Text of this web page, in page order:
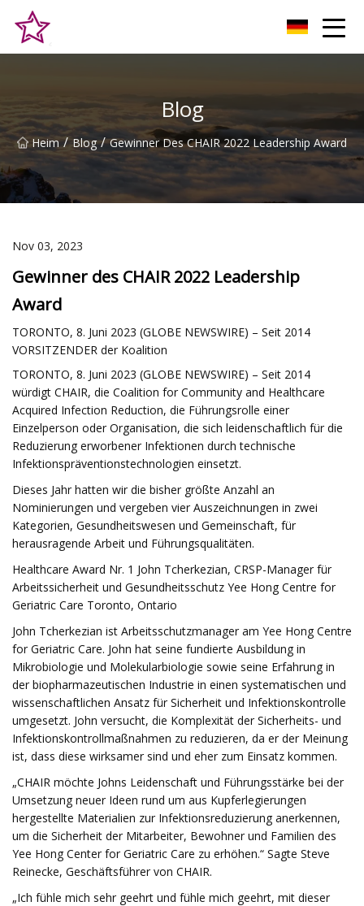
Blog
Heim / Blog / Gewinner Des CHAIR 2022 Leadership Award
Nov 03, 2023
Gewinner des CHAIR 2022 Leadership
Award
TORONTO, 8. Juni 2023 (GLOBE NEWSWIRE) – Seit 2014
VORSITZENDER der Koalition
TORONTO, 8. Juni 2023 (GLOBE NEWSWIRE) – Seit 2014
würdigt CHAIR, die Coalition for Community and Healthcare
Acquired Infection Reduction, die Führungsrolle einer
Einzelperson oder Organisation, die sich leidenschaftlich für die
Reduzierung erworbener Infektionen durch technische
Infektionspräventionstechnologien einsetzt.
Dieses Jahr hatten wir die bisher größte Anzahl an
Nominierungen und vergeben vier Auszeichnungen in zwei
Kategorien, Gesundheitswesen und Gemeinschaft, für
herausragende Arbeit und Führungsqualitäten.
Healthcare Award Nr. 1 John Tcherkezian, CRSP-Manager für
Arbeitssicherheit und Gesundheitsschutz Yee Hong Centre for
Geriatric Care Toronto, Ontario
John Tcherkezian ist Arbeitsschutzmanager am Yee Hong Centre
for Geriatric Care. John hat seine fundierte Ausbildung in
Mikrobiologie und Molekularbiologie sowie seine Erfahrung in
der biopharmazeutischen Industrie in einen systematischen und
wissenschaftlichen Ansatz für Sicherheit und Infektionskontrolle
umgesetzt. John versucht, die Komplexität der Sicherheits- und
Infektionskontrollmaßnahmen zu reduzieren, da er der Meinung
ist, dass diese wirksamer sind und eher zum Einsatz kommen.
„CHAIR möchte Johns Leidenschaft und Führungsstärke bei der
Umsetzung neuer Ideen rund um aus Kupferlegierungen
hergestellte Materialien zur Infektionsreduzierung anerkennen,
um die Sicherheit der Mitarbeiter, Bewohner und Familien des
Yee Hong Center for Geriatric Care zu erhöhen.“ Sagte Steve
Reinecke, Geschäftsführer von CHAIR.
„Ich fühle mich sehr geehrt und fühle mich geehrt, mit dieser